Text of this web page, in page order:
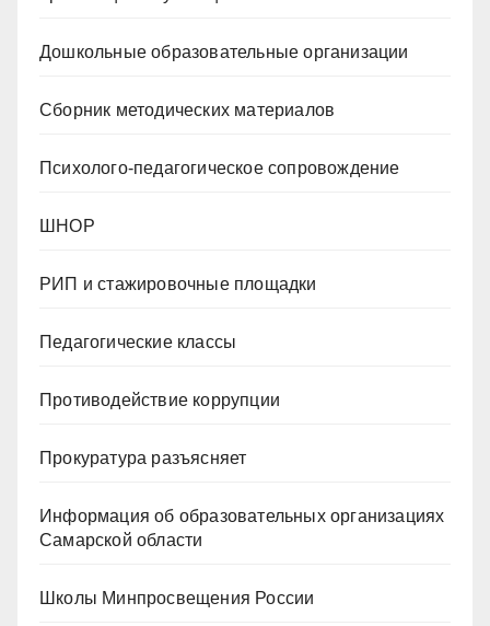
Дошкольные образовательные организации
Сборник методических материалов
Психолого-педагогическое сопровождение
ШНОР
РИП и стажировочные площадки
Педагогические классы
Противодействие коррупции
Прокуратура разъясняет
Информация об образовательных организациях
Самарской области
Школы Минпросвещения России